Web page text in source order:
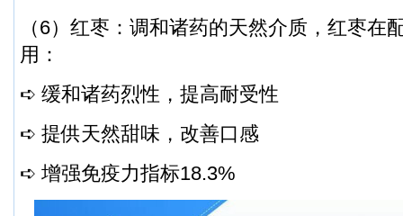
（6）红枣：调和诸药的天然介质，红枣在
用：
➪ 缓和诸药烈性，提高耐受性
➪ 提供天然甜味，改善口感
➪ 增强免疫力指标18.3%